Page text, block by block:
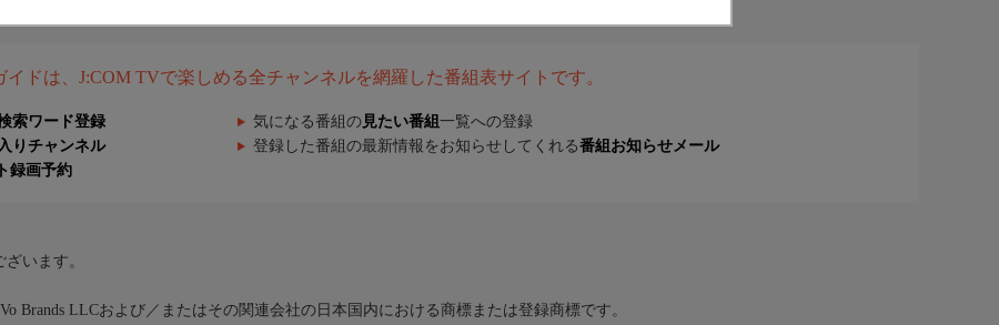
イドは、J:COM TVで楽しめる全チャンネルを網羅した番組表サイトです。
索ワード登録 気になる番組の 見たい番組 一覧への登録
りチャンネル 登録した番組の最新情報をお知らせしてくれる番組お知らせメール
録画予約
います。
Brands LLCおよび／またはその関連会社の日本国内における商標または登録商標です。